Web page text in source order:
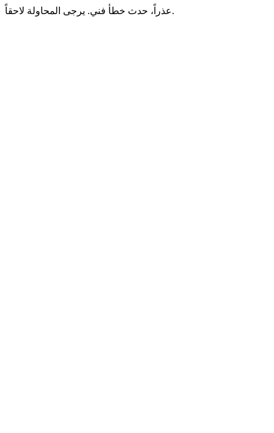
عذراً، حدث خطأ فني. يرجى المحاولة لاحقاً.